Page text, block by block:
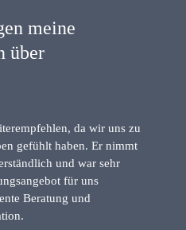
meine
über
da wir uns zu
gefühlt haben. Er nimmt
und war sehr
für uns
Beratung und